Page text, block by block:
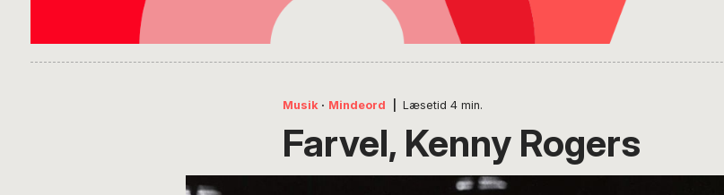
Musik · Mindeord Læsetid 4 min.
Farvel, Kenny Rogers